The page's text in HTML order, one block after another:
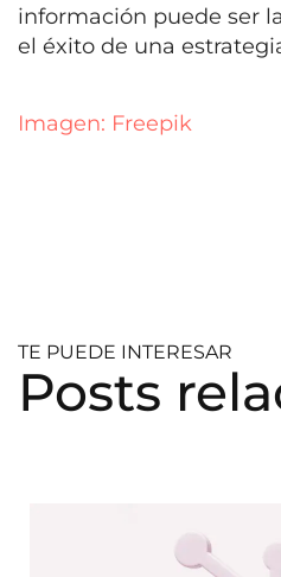
información puede ser
el éxito de una
Imagen: Freepik
TE PUEDE INTERESAR
Posts